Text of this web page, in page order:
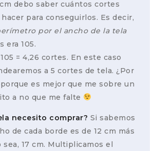
debo saber cuántos cortes
para conseguirlos. Es decir,
por el ancho de la tela
era 105.
= 4,26 cortes. En este caso
a 5 cortes de tela. ¿Por
es mejor que me sobre un
a no que me falte
necesito comprar? Si sabemos
de cada borde es de 12 cm más
sea, 17 cm. Multiplicamos el